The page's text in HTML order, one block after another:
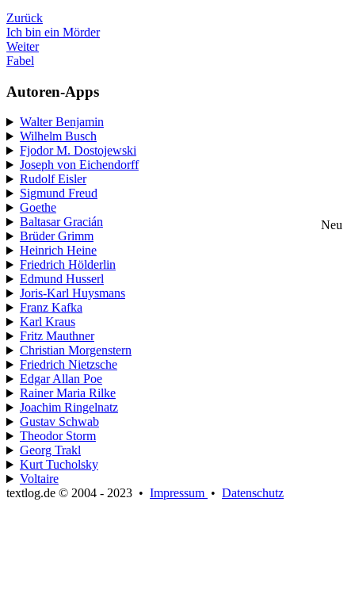
Zurück
Ich bin ein Mörder
Weiter
Fabel
Autoren-Apps
Walter Benjamin
Wilhelm Busch
Fjodor M. Dostojewski
Joseph von Eichendorff
Rudolf Eisler
Sigmund Freud
Goethe
Baltasar Gracián
Neu
Brüder Grimm
Heinrich Heine
Friedrich Hölderlin
Edmund Husserl
Joris-Karl Huysmans
Franz Kafka
Karl Kraus
Fritz Mauthner
Christian Morgenstern
Friedrich Nietzsche
Edgar Allan Poe
Rainer Maria Rilke
Joachim Ringelnatz
Gustav Schwab
Theodor Storm
Georg Trakl
Kurt Tucholsky
Voltaire
textlog.de © 2004 - 2023 • Impressum • Datenschutz